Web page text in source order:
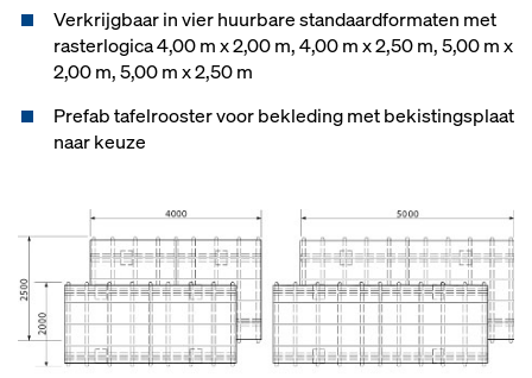
Verkrijgbaar in vier huurbare standaardformaten met
rasterlogica 4,00 m x 2,00 m, 4,00 m x 2,50 m, 5,00 m x
2,00 m, 5,00 m x 2,50 m
Prefab tafelrooster voor bekleding met bekistingsplaat
naar keuze